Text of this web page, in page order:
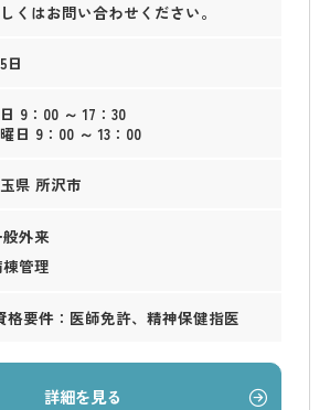
くはお問い合わせください。
日
9：00 ～ 17：30
日 9：00 ～ 13：00
県 所沢市
般外来
管理
要件：医師免許、精神保健指医
詳細を見る